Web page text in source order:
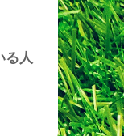
る人